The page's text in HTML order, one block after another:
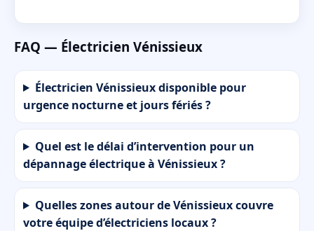
FAQ — Électricien Vénissieux
Électricien Vénissieux disponible pour
urgence nocturne et jours fériés ?
Quel est le délai d’intervention pour un
dépannage électrique à Vénissieux ?
Quelles zones autour de Vénissieux couvre
votre équipe d’électriciens locaux ?